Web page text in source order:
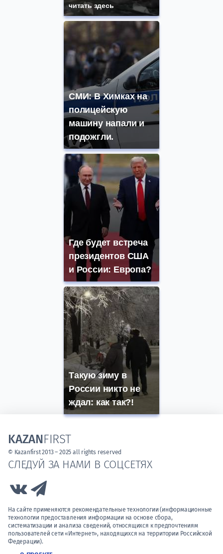
читать здесь
СМИ: В Химках на
полицейскую
машину напали и
подожгли.
Где будет встреча
президентов США
и России: Европа?
Такую зиму в
России никто не
ждал: как так?!
СЛЕДУЙ ЗА НАМИ В СОЦСЕТЯХ
Link to Vk
На сайте применяются рекомендательные технологии (информационные
технологии предоставления информации на основе сбора,
систематизации и анализа сведений, относящихся к предпочтениям
пользователей сети «Интернет», находящихся на территории Российской
Федерации).
KAZANFIRST
© Kazanfirst 2013 – 2025 all rights reserved